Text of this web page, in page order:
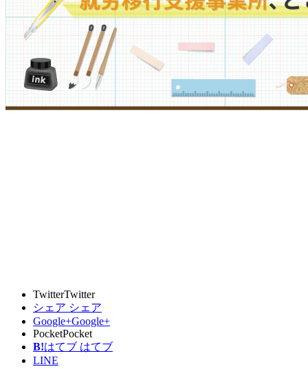
TwitterTwitter
シェア シェア
Google+Google+
PocketPocket
B!はてブ はてブ
LINE